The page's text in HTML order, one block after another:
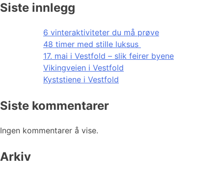
Siste innlegg
6 vinteraktiviteter du må prøve
48 timer med stille luksus
17. mai i Vestfold – slik feirer byene
Vikingveien i Vestfold
Kyststiene i Vestfold
Siste kommentarer
Ingen kommentarer å vise.
Arkiv